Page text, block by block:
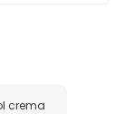
crema